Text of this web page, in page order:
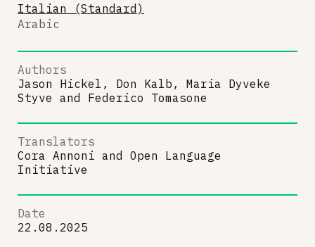
Italian (Standard)
Arabic
Authors
Jason Hickel, Don Kalb, Maria Dyveke
Styve and Federico Tomasone
Translators
Cora Annoni and Open Language
Initiative
Date
22.08.2025